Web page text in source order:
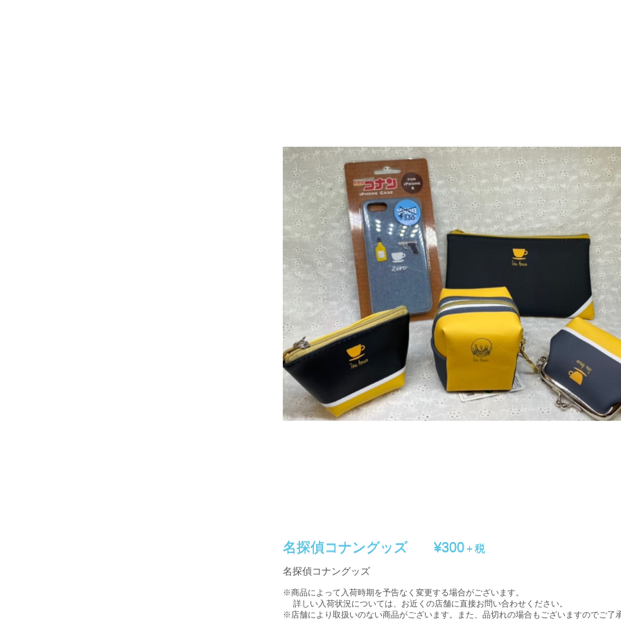
名探偵コナングッズ ¥300＋税
名探偵コナングッズ
※商品によって入荷時期を予告なく変更する場合がございます。
詳しい入荷状況については、お近くの店舗に直接お問い合わせください。
※店舗により取扱いのない商品がございます。また、品切れの場合もございますのでご了